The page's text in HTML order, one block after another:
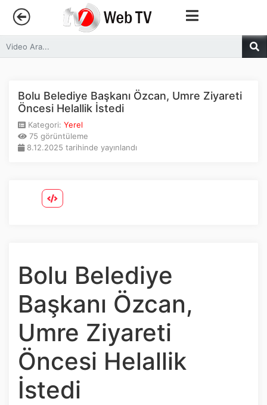
Anasayfa
Canlı Yayın
Kategoriler
İnstagram
Twitter
Google Play
App Store
Bolu Belediye Başkanı Özcan, Umre Ziyareti
Öncesi Helallik İstedi
Kategori: Yerel
75 görüntüleme
8.12.2025 tarihinde yayınlandı
Bolu Belediye
Başkanı Özcan,
Umre Ziyareti
Öncesi Helallik
İstedi